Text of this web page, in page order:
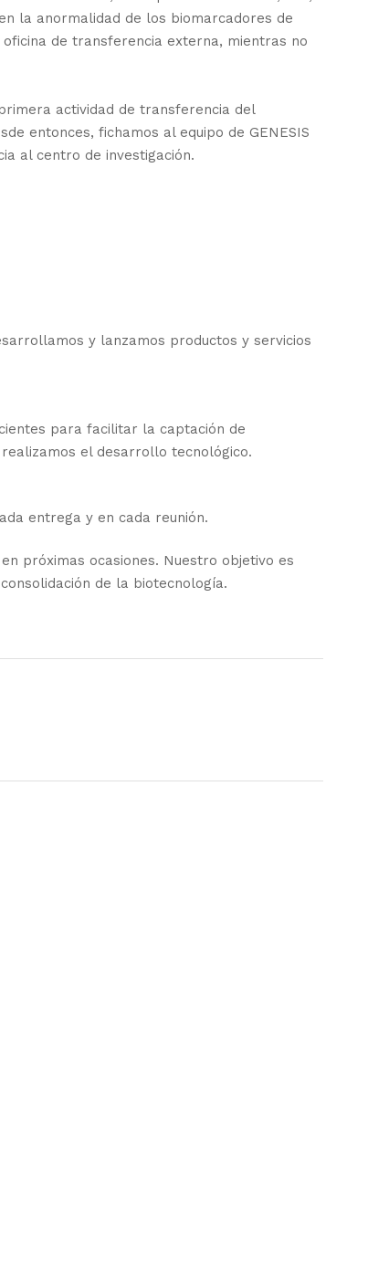
la anormalidad de los biomarcadores de
de transferencia externa, mientras no
actividad de transferencia del
entonces, fichamos al equipo de GENESIS
al centro de investigación.
y lanzamos productos y servicios
para facilitar la captación de
el desarrollo tecnológico.
entrega y en cada reunión.
próximas ocasiones. Nuestro objetivo es
de la biotecnología.